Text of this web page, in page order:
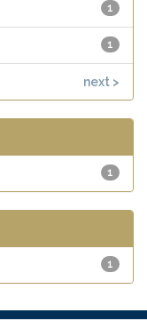
1
1
next >
1
1